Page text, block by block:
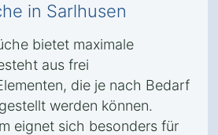
in Sarlhusen
bietet maximale
aus frei
die je nach Bedarf
werden können.
eignet sich besonders für